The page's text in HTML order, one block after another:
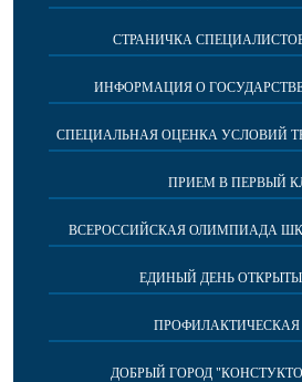
СТРАНИЧКА
ИНФОРМАЦИЯ О
СПЕЦИАЛЬНАЯ ОЦЕНКА УСЛОВИЙ
ПРИЕМ В ПЕРВЫЙ
ВСЕРОССИЙСКАЯ ОЛИМПИАДА
ЕДИНЫЙ ДЕНЬ
ПРОФИЛАКТИЧЕСКАЯ
ДОБРЫЙ ГОРОД